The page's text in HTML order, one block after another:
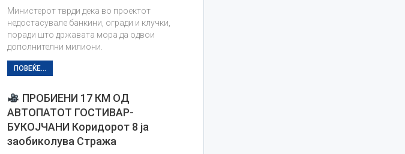
Министерот тврди дека во проектот
недостасувале банкини, огради и клучки,
поради што државата мора да одвои
дополнителни милиони.
ПОВЕЌЕ...
ПРОБИЕНИ 17 КМ ОД
АВТОПАТОТ ГОСТИВАР-
БУКОЈЧАНИ Коридорот 8 ја
заобиколува Стража